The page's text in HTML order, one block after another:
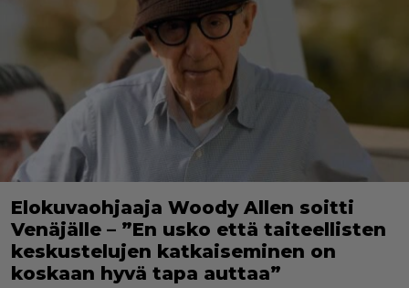
Elokuvaohjaaja Woody Allen soitti
Venäjälle – ”En usko että taiteellisten
keskustelujen katkaiseminen on
koskaan hyvä tapa auttaa”